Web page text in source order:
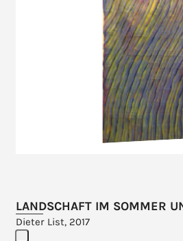
LANDSCHAFT IM SOMMER
Dieter List, 2017